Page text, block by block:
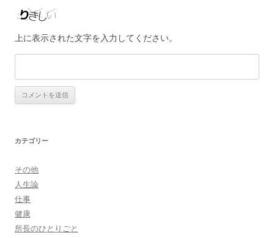
上に表示された文字を入力してください。
カテゴリー
その他
人生論
仕事
健康
所長のひとりごと